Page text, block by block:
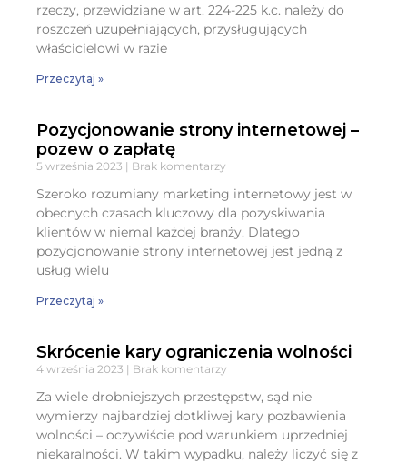
rzeczy, przewidziane w art. 224-225 k.c. należy do
roszczeń uzupełniających, przysługujących
właścicielowi w razie
Przeczytaj »
Pozycjonowanie strony internetowej –
pozew o zapłatę
5 września 2023 Brak komentarzy
Szeroko rozumiany marketing internetowy jest w
obecnych czasach kluczowy dla pozyskiwania
klientów w niemal każdej branży. Dlatego
pozycjonowanie strony internetowej jest jedną z
usług wielu
Przeczytaj »
Skrócenie kary ograniczenia wolności
4 września 2023 Brak komentarzy
Za wiele drobniejszych przestępstw, sąd nie
wymierzy najbardziej dotkliwej kary pozbawienia
wolności – oczywiście pod warunkiem uprzedniej
niekaralności. W takim wypadku, należy liczyć się z